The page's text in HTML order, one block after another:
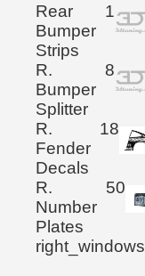
Rear
Bumper
Strips
1
R.
Bumper
Splitter
8
R.
Fender
Decals
18
R.
Number
Plates
50
right_windows